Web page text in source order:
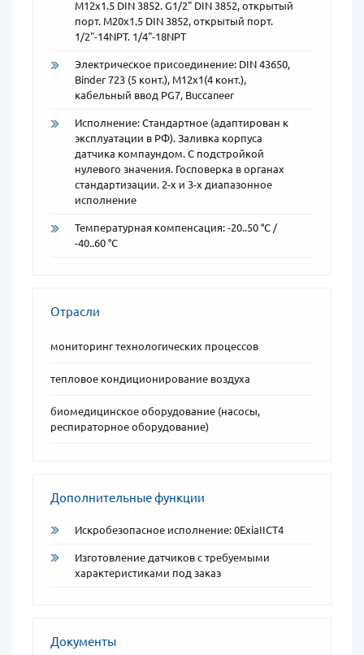
М12х1.5 DIN 3852. G1/2" DIN 3852, открытый
порт. М20х1.5 DIN 3852, открытый порт.
1/2"-14NPT. 1/4"-18NPT
Электрическое присоединение: DIN 43650,
Binder 723 (5 конт.), M12x1(4 конт.),
кабельный ввод PG7, Buccaneer
Исполнение: Стандартное (адаптирован к
эксплуатации в РФ). Заливка корпуса
датчика компаундом. С подстройкой
нулевого значения. Госповерка в органах
стандартизации. 2-х и 3-х диапазонное
исполнение
Температурная компенсация: -20..50 °С /
-40..60 °С
Отрасли
мониторинг технологических процессов
тепловое кондиционирование воздуха
биомедицинское оборудование (насосы,
респираторное оборудование)
Дополнительные функции
Искробезопасное исполнение: 0ExiaIICT4
Изготовление датчиков с требуемыми
характеристиками под заказ
Документы